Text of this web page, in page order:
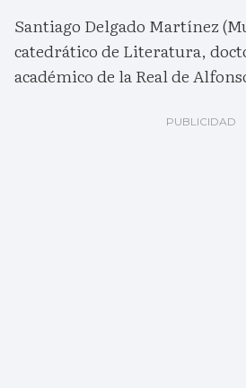
Santiago Delgado Martínez
catedrático de Literatura,
académico de la Real de